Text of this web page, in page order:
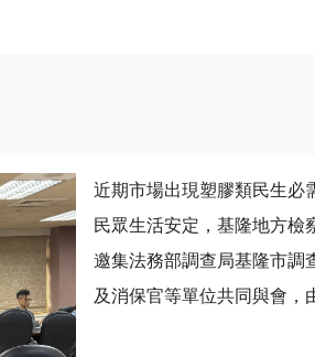
近期市場出現塑膠類民生必
民眾生活安定，基隆地方檢
邀集法務部調查局基隆市調
及消保官等單位共同與會，